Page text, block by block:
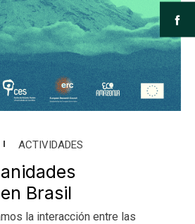
ACTIVIDADES
Brasil
la interacción entre las